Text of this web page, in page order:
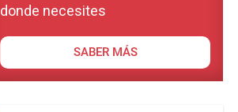
donde necesites
SABER MÁS